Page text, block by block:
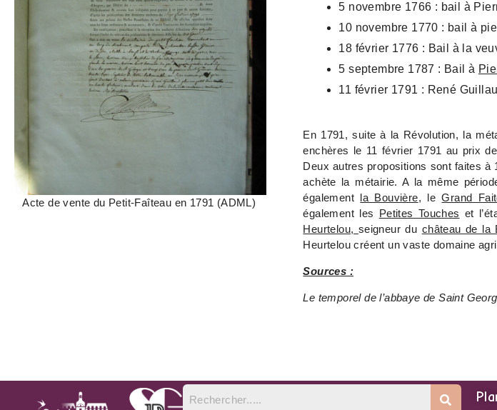
Acte de vente du Petit-Faîteau en 1791 (ADML)
5 novembre 1766 : bail à
10 novembre 1770 : bail à
18 février 1776 : Bail à la
5 septembre 1787 : Bail à
11 février 1791 : René
En 1791, suite à la Révolution, la
enchères le 11 février 1791 au prix
Deux autres propositions sont faites
achète la métairie. A la même
également la Bouvière, leGrand
également les Petites Touches et
Heurtelou, seigneur du château de la
Heurtelou créent un vaste domaine
Sources :
Le temporel de l’abbaye de Saint